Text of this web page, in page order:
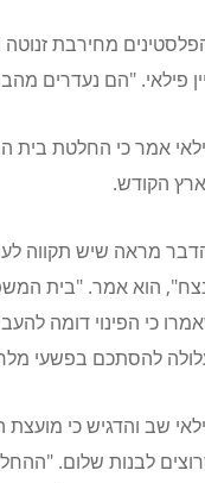
מחירבת
פילאי. "הם נעדרים
אמר כי החלטת בית
הקודש.
מראה שיש תקווה
הוא אמר. "בית
כי הפינוי דומה
להסתכם בפשעי
שב והדגיש כי
לבנות שלום.